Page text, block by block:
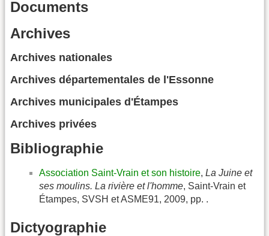
Documents
Archives
Archives nationales
Archives départementales de l'Essonne
Archives municipales d'Étampes
Archives privées
Bibliographie
Association Saint-Vrain et son histoire, La Juine et
ses moulins. La rivière et l'homme, Saint-Vrain et
Étampes, SVSH et ASME91, 2009, pp. .
Dictyographie